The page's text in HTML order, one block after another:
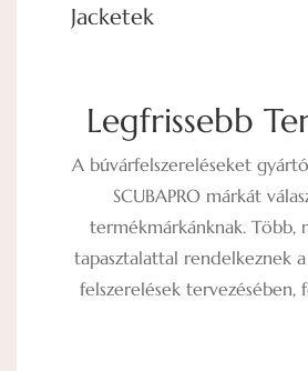
Jacketek
Legfrissebb
A búvárfelszereléseket
SCUBAPRO márkát
termékmárkánknak. Több,
tapasztalattal rendelkeznek
felszerelések tervezésében,